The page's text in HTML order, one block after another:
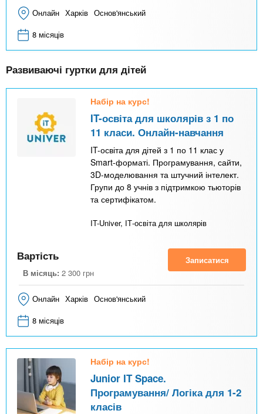
Онлайн Харків Основ'янський
8 місяців
Развиваючі гуртки для дітей
Набір на курс!
IT-освіта для школярів з 1 по
11 класи. Онлайн-навчання
IT-освіта для дітей з 1 по 11 клас у
Smart-форматі. Програмування, сайти,
3D-моделювання та штучний інтелект.
Групи до 8 учнів з підтримкою тьюторів
та сертифікатом.
IT-Univer, ІТ-освіта для школярів
Вартість
В місяць: 2 300 грн
Записатися
Онлайн Харків Основ'янський
8 місяців
Набір на курс!
Junior IT Space.
Програмування/ Логіка для 1-2
класів